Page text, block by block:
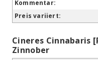
Cineres Cinnabaris
Zinnober